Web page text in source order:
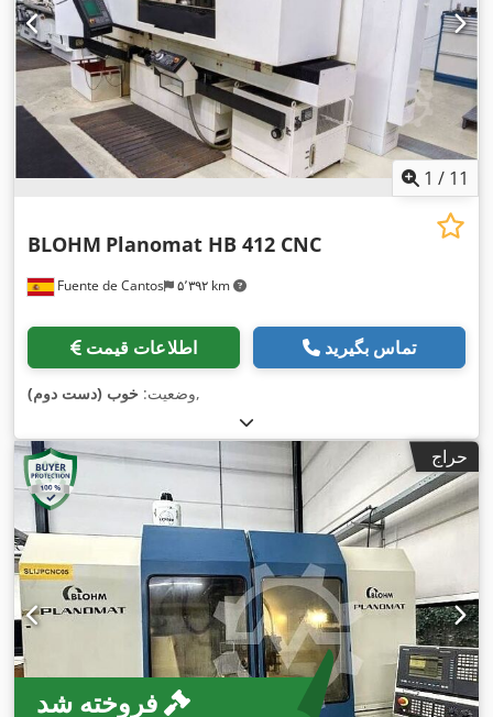
1 / 11
Fuente de Cantos ۵٬۳۹۲ km
BLOHM Planomat HB 412 CNC
اطلاعات قیمت تماس بگیرید
وضعیت: خوب (دست دوم) ,
حراج